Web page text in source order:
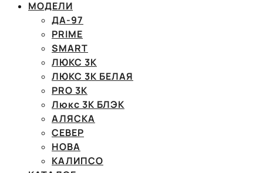
МОДЕЛИ
ДА-97
PRIME
SMART
ЛЮКС 3К
ЛЮКС 3К БЕЛАЯ
PRO 3K
Люкс 3К БЛЭК
АЛЯСКА
СЕВЕР
НОВА
КАЛИПСО